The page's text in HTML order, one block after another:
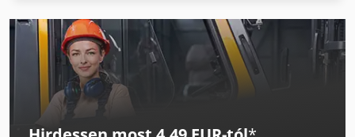
Daf Xf
Daf Xf 105
Daf Xf 106
Daf Xf 95